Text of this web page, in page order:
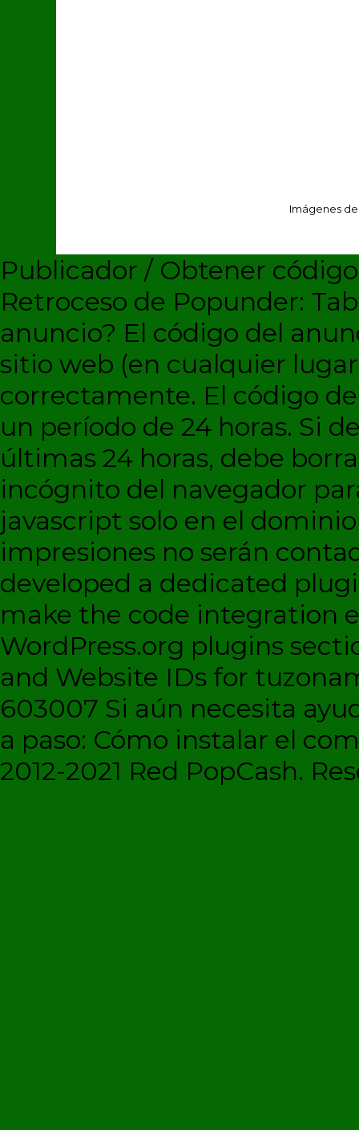
Imágenes
Publicador / Obtener
Retroceso de Popunder:
anuncio? El código del
sitio web (en cualquier
correctamente. El código
un período de 24 horas. Si
últimas 24 horas, debe
incógnito del navegador
javascript solo en el
impresiones no serán
developed a dedicated
make the code integration
WordPress.org plugins
and Website IDs for
603007 Si aún necesita
a paso: Cómo instalar el
2012-2021 Red PopCash.